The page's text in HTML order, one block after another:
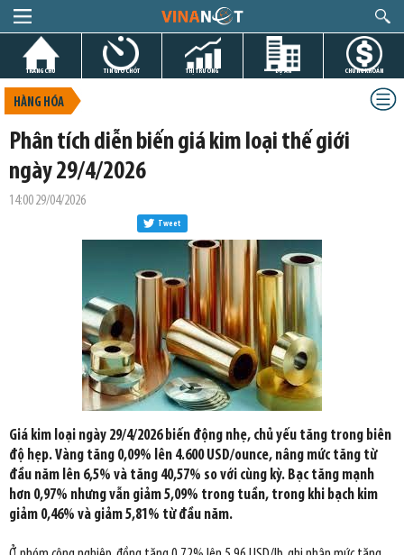
TRANG CHỦ TIN GIỜ CHÓT THỊ TRƯỜNG DỰ ÁN CHỨNG KHOÁN
HÀNG HÓA
Phân tích diễn biến giá kim loại thế giới
ngày 29/4/2026
14:00 29/04/2026
Tweet
Giá kim loại ngày 29/4/2026 biến động nhẹ, chủ yếu tăng trong biên
độ hẹp. Vàng tăng 0,09% lên 4.600 USD/ounce, nâng mức tăng từ
đầu năm lên 6,5% và tăng 40,57% so với cùng kỳ. Bạc tăng mạnh
hơn 0,97% nhưng vẫn giảm 5,09% trong tuần, trong khi bạch kim
giảm 0,46% và giảm 5,81% từ đầu năm.